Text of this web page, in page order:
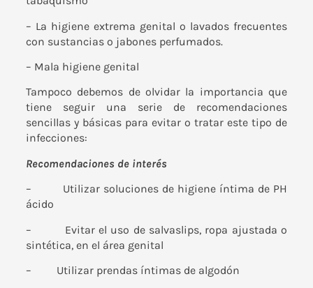
– La higiene extrema genital o lavados frecuentes
con sustancias o jabones perfumados.
– Mala higiene genital
Tampoco debemos de olvidar la importancia que
tiene seguir una serie de recomendaciones
sencillas y básicas para evitar o tratar este tipo de
infecciones:
Recomendaciones de interés
– Utilizar soluciones de higiene íntima de PH
ácido
– Evitar el uso de salvaslips, ropa ajustada o
sintética, en el área genital
– Utilizar prendas íntimas de algodón